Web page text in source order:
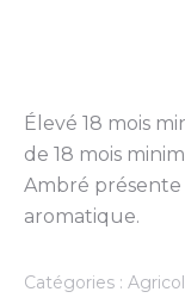
Élevé 18 mois
de 18 mois
Ambré
aromatique.
Catégories :